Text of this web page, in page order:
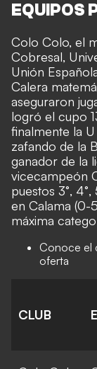
EQUIPOS
Colo Colo, el
Cobresal,
Unión
Calera
aseguraron
logró el cupo
finalmente la
zafando de la
ganador de la
vicecampeón
puestos 3°,
en Calama (0-
máxima
Conoce el
oferta
CLUB